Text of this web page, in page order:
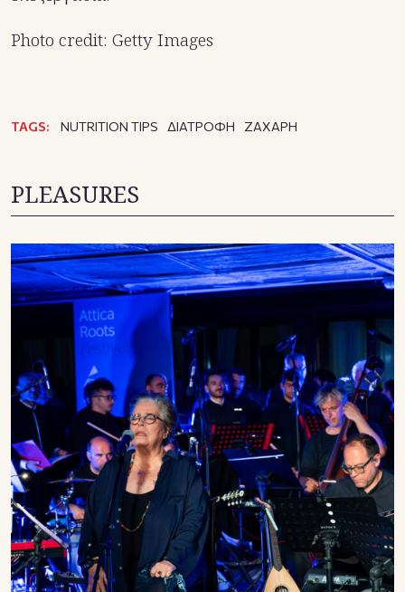
Photo credit: Getty Images
TAGS: NUTRITION TIPS ΔΙΑΤΡΟΦΗ ΖΑΧΑΡΗ
PLEASURES